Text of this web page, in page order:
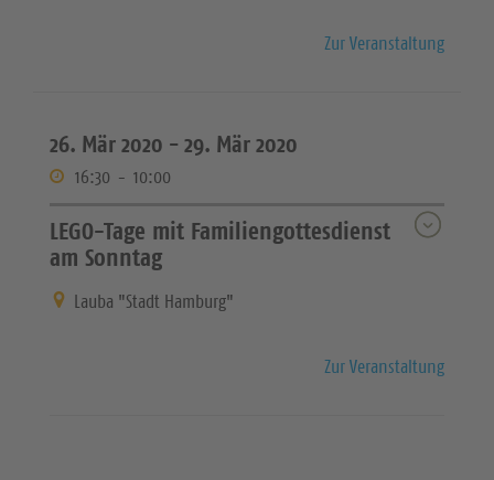
Zur Veranstaltung
26. Mär 2020 - 29. Mär 2020
16:30 - 10:00
LEGO-Tage mit Familiengottesdienst
am Sonntag
Lauba "Stadt Hamburg"
Zur Veranstaltung